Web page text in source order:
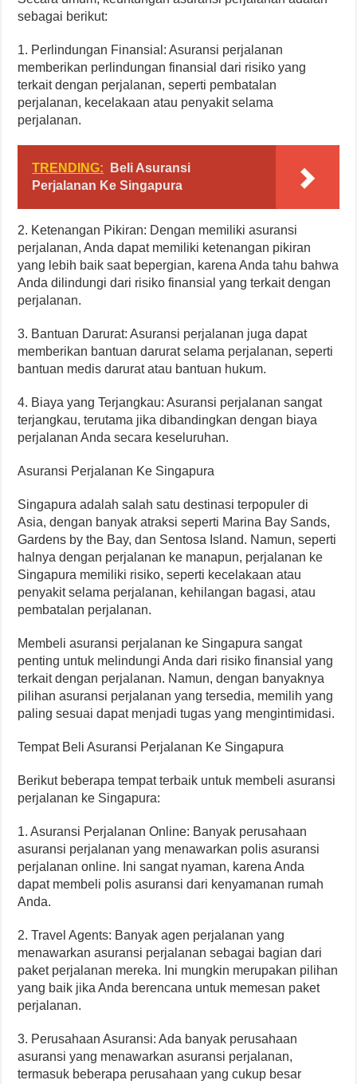
sebagai berikut:
1. Perlindungan Finansial: Asuransi perjalanan
memberikan perlindungan finansial dari risiko yang
terkait dengan perjalanan, seperti pembatalan
perjalanan, kecelakaan atau penyakit selama
perjalanan.
TRENDING:
Beli Asuransi
Perjalanan Ke Singapura
2. Ketenangan Pikiran: Dengan memiliki asuransi
perjalanan, Anda dapat memiliki ketenangan pikiran
yang lebih baik saat bepergian, karena Anda tahu bahwa
Anda dilindungi dari risiko finansial yang terkait dengan
perjalanan.
3. Bantuan Darurat: Asuransi perjalanan juga dapat
memberikan bantuan darurat selama perjalanan, seperti
bantuan medis darurat atau bantuan hukum.
4. Biaya yang Terjangkau: Asuransi perjalanan sangat
terjangkau, terutama jika dibandingkan dengan biaya
perjalanan Anda secara keseluruhan.
Asuransi Perjalanan Ke Singapura
Singapura adalah salah satu destinasi terpopuler di
Asia, dengan banyak atraksi seperti Marina Bay Sands,
Gardens by the Bay, dan Sentosa Island. Namun, seperti
halnya dengan perjalanan ke manapun, perjalanan ke
Singapura memiliki risiko, seperti kecelakaan atau
penyakit selama perjalanan, kehilangan bagasi, atau
pembatalan perjalanan.
Membeli asuransi perjalanan ke Singapura sangat
penting untuk melindungi Anda dari risiko finansial yang
terkait dengan perjalanan. Namun, dengan banyaknya
pilihan asuransi perjalanan yang tersedia, memilih yang
paling sesuai dapat menjadi tugas yang mengintimidasi.
Tempat Beli Asuransi Perjalanan Ke Singapura
Berikut beberapa tempat terbaik untuk membeli asuransi
perjalanan ke Singapura:
1. Asuransi Perjalanan Online: Banyak perusahaan
asuransi perjalanan yang menawarkan polis asuransi
perjalanan online. Ini sangat nyaman, karena Anda
dapat membeli polis asuransi dari kenyamanan rumah
Anda.
2. Travel Agents: Banyak agen perjalanan yang
menawarkan asuransi perjalanan sebagai bagian dari
paket perjalanan mereka. Ini mungkin merupakan pilihan
yang baik jika Anda berencana untuk memesan paket
perjalanan.
3. Perusahaan Asuransi: Ada banyak perusahaan
asuransi yang menawarkan asuransi perjalanan,
termasuk beberapa perusahaan yang cukup besar